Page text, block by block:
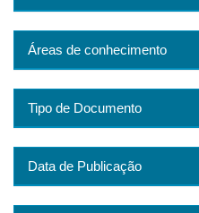
Áreas de conhecimento
Tipo de Documento
Data de Publicação